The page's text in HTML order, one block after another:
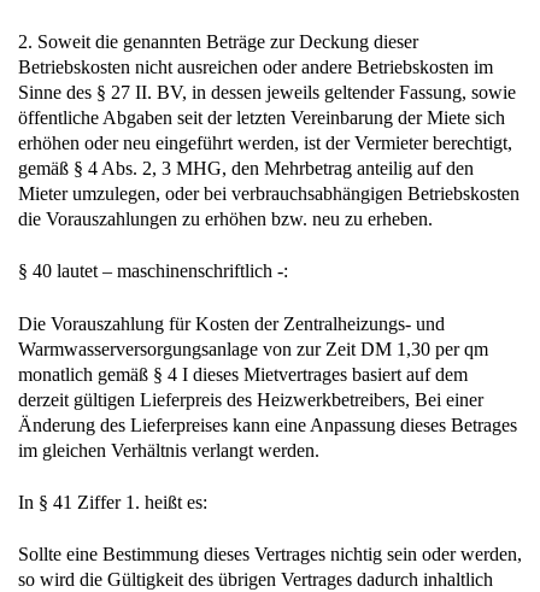
2. Soweit die genannten Beträge zur Deckung dieser
Betriebskosten nicht ausreichen oder andere Betriebskosten im
Sinne des § 27 II. BV, in dessen jeweils geltender Fassung, sowie
öffentliche Abgaben seit der letzten Vereinbarung der Miete sich
erhöhen oder neu eingeführt werden, ist der Vermieter berechtigt,
gemäß § 4 Abs. 2, 3 MHG, den Mehrbetrag anteilig auf den
Mieter umzulegen, oder bei verbrauchsabhängigen Betriebskosten
die Vorauszahlungen zu erhöhen bzw. neu zu erheben.
§ 40 lautet – maschinenschriftlich -:
Die Vorauszahlung für Kosten der Zentralheizungs- und
Warmwasserversorgungsanlage von zur Zeit DM 1,30 per qm
monatlich gemäß § 4 I dieses Mietvertrages basiert auf dem
derzeit gültigen Lieferpreis des Heizwerkbetreibers, Bei einer
Änderung des Lieferpreises kann eine Anpassung dieses Betrages
im gleichen Verhältnis verlangt werden.
In § 41 Ziffer 1. heißt es:
Sollte eine Bestimmung dieses Vertrages nichtig sein oder werden,
so wird die Gültigkeit des übrigen Vertrages dadurch inhaltlich